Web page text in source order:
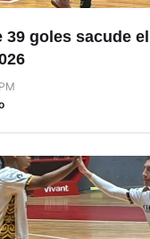
39 goles sacude